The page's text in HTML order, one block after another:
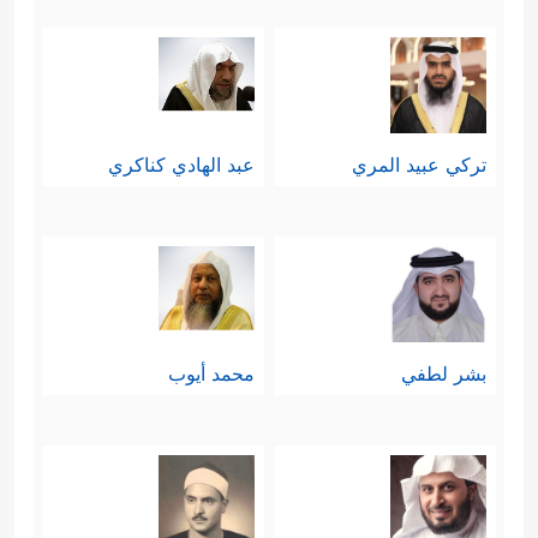
في أعماق الفطرة الإنسانيَّة، وهذا
المستور لا يتنافَى مع العقل أو العلم، بل
كلاهما يدعو للآخر ويعضِّده ويكمِّله.
الذي يدعو له القرآن ليس هو ذلك
الإيمان الفلسفي المجرَّد الذي يلبِّي
حاجة عقلية محضة تُحتِّمها أقيِسَة
النمط الذي ساد عند كثير من فلاسفة
اليونان؛ حيث أوصَلَتهم عقولهم إلى
تركي عبيد المري عبد الهادي كناكري
بشر لطفي محمد أيوب